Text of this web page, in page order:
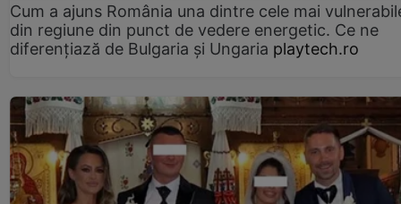
Cum a ajuns România una dintre cele mai
din regiune din punct de vedere energetic. Ce ne
diferențiază de Bulgaria și Ungaria playtech.ro